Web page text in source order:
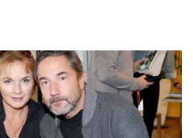
BurdaMedia
Extra